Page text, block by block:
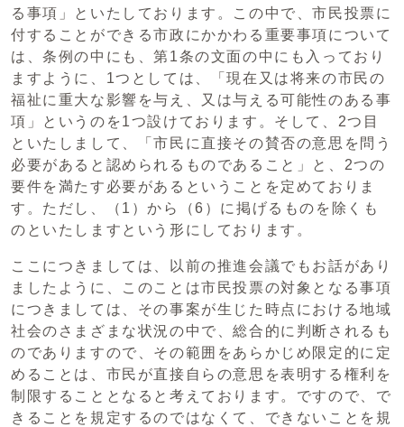
る事項」といたしております。この中で、市民投票に
付することができる市政にかかわる重要事項について
は、条例の中にも、第1条の文面の中にも入っており
ますように、1つとしては、「現在又は将来の市民の
福祉に重大な影響を与え、又は与える可能性のある事
項」というのを1つ設けております。そして、2つ目
といたしまして、「市民に直接その賛否の意思を問う
必要があると認められるものであること」と、2つの
要件を満たす必要があるということを定めておりま
す。ただし、（1）から（6）に掲げるものを除くも
のといたしますという形にしております。
ここにつきましては、以前の推進会議でもお話があり
ましたように、このことは市民投票の対象となる事項
につきましては、その事案が生じた時点における地域
社会のさまざまな状況の中で、総合的に判断されるも
のでありますので、その範囲をあらかじめ限定的に定
めることは、市民が直接自らの意思を表明する権利を
制限することとなると考えております。ですので、で
きることを規定するのではなくて、できないことを規